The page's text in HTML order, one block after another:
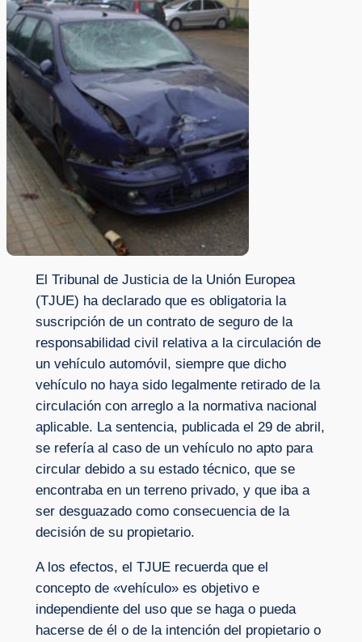
El Tribunal de Justicia de la Unión Europea
(TJUE) ha declarado que es obligatoria la
suscripción de un contrato de seguro de la
responsabilidad civil relativa a la circulación de
un vehículo automóvil, siempre que dicho
vehículo no haya sido legalmente retirado de la
circulación con arreglo a la normativa nacional
aplicable. La sentencia, publicada el 29 de abril,
se refería al caso de un vehículo no apto para
circular debido a su estado técnico, que se
encontraba en un terreno privado, y que iba a
ser desguazado como consecuencia de la
decisión de su propietario.
A los efectos, el TJUE recuerda que el
concepto de «vehículo» es objetivo e
independiente del uso que se haga o pueda
hacerse de él o de la intención del propietario o